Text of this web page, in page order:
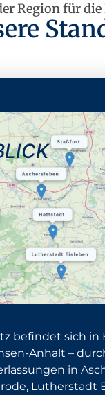
Region für die
befindet sich
Anhalt –
in
Lutherstadt